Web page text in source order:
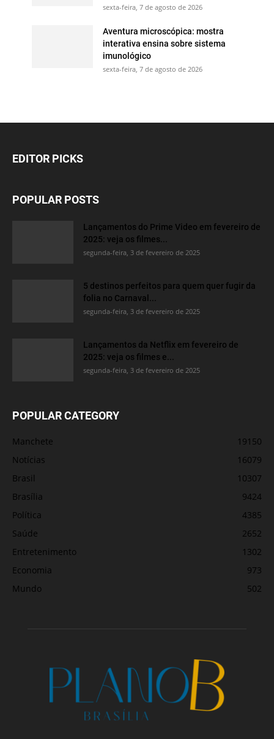
sexta-feira, 7 de agosto de 2026
Aventura microscópica: mostra
interativa ensina sobre sistema
imunológico
sexta-feira, 7 de agosto de 2026
EDITOR PICKS
POPULAR POSTS
Lançamentos do Prime Video em fevereiro de
2025: veja os filmes...
segunda-feira, 3 de fevereiro de 2025
5 destinos perfeitos para quem quer fugir da
folia no Carnaval...
segunda-feira, 3 de fevereiro de 2025
Lançamentos da Netflix em fevereiro de
2025: veja os filmes e...
segunda-feira, 3 de fevereiro de 2025
POPULAR CATEGORY
Manchete
19150
Notícias
16079
Brasil
10307
Brasília
9424
Política
4385
Saúde
2652
Entretenimento
1302
Economia
973
Mundo
502